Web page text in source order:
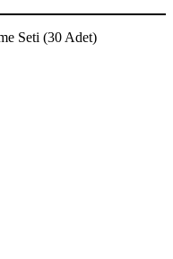
Seti (30 Adet)